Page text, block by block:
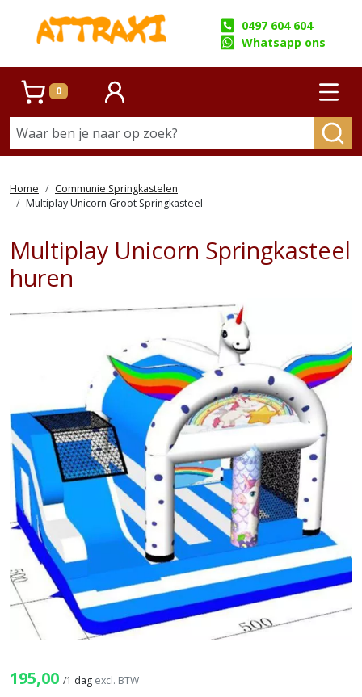
0497 604 604
Whatsapp ons
Winkelwagen
0
account
Home
Communie Springkastelen
Multiplay Unicorn Groot Springkasteel
Multiplay Unicorn Springkasteel
huren
195,00 /1 dag excl. BTW